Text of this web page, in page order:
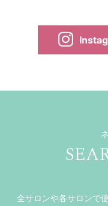
全サロンや各サロンで